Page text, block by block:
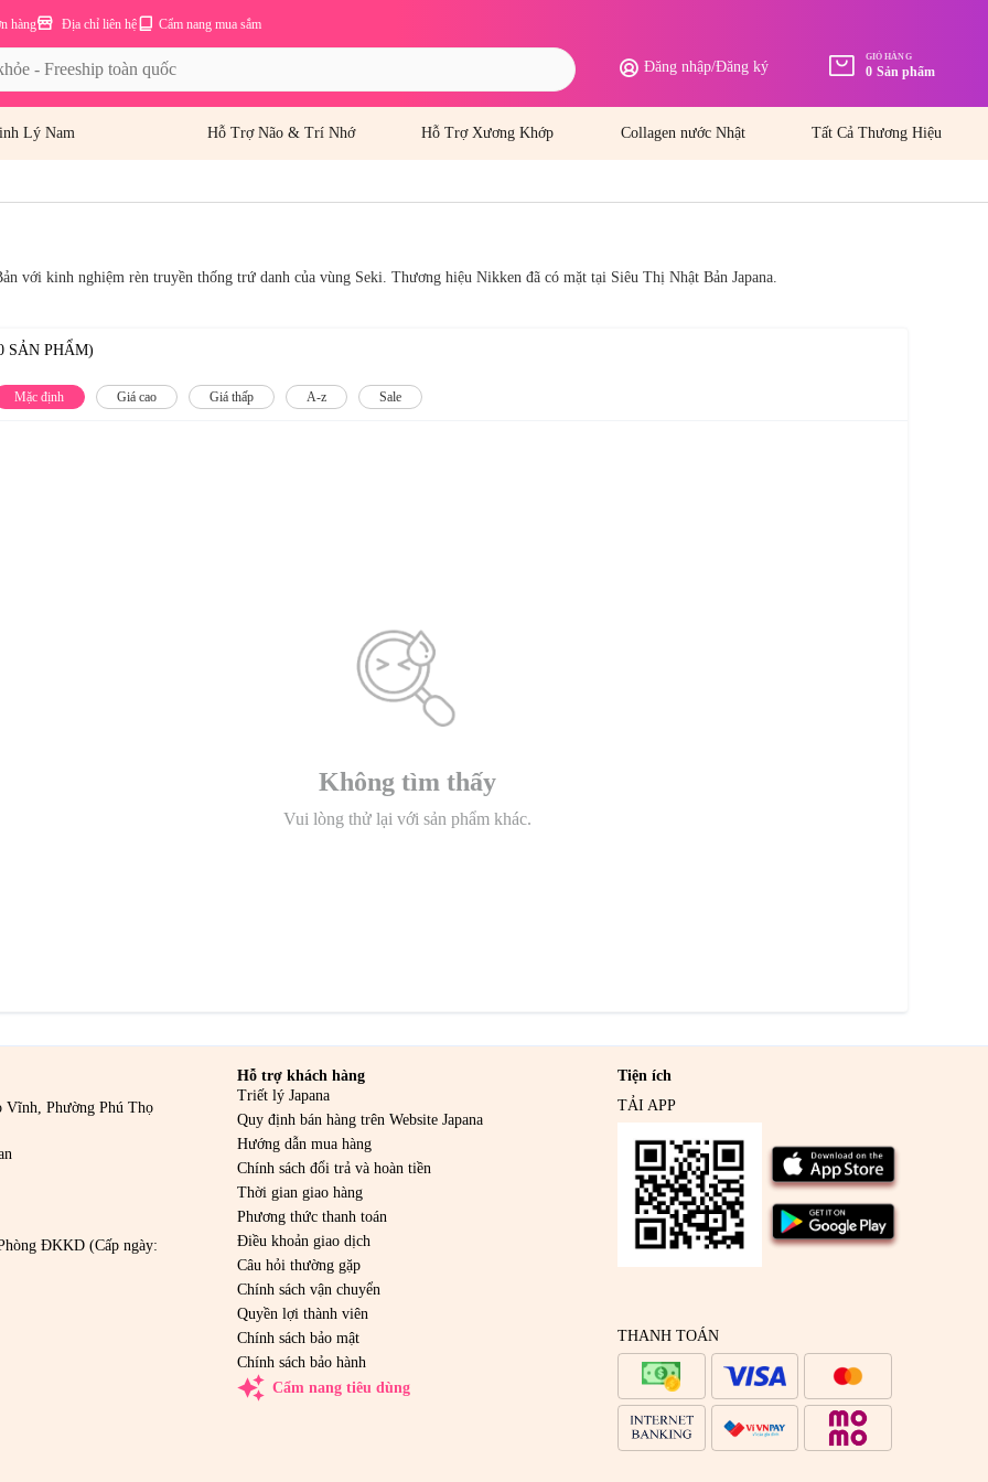
Cẩm nang mua sắm
Địa chỉ liên hệ
hàng
Đăng nhập/Đăng ký
GIỎ HÀNG
0 Sản phẩm
Lý Nam Hỗ Trợ Não & Trí Nhớ Hỗ Trợ Xương Khớp Collagen nước Nhật Tất Cả Thương Hiệu
với kinh nghiệm rèn truyền thống trứ danh của vùng Seki. Thương hiệu Nikken đã có mặt tại Siêu Thị Nhật Bản Japana.
SẢN PHẨM)
Mặc định Giá cao Giá thấp A-z Sale
Không tìm thấy
Vui lòng thử lại với sản phẩm khác.
Vĩnh, Phường Phú Thọ
ĐKKD (Cấp ngày:
Hỗ trợ khách hàng
Triết lý Japana
Quy định bán hàng trên Website Japana
Hướng dẫn mua hàng
Chính sách đổi trả và hoàn tiền
Thời gian giao hàng
Phương thức thanh toán
Điều khoản giao dịch
Câu hỏi thường gặp
Chính sách vận chuyển
Quyền lợi thành viên
Chính sách bảo mật
Chính sách bảo hành
auto_awesome Cẩm nang tiêu dùng
Tiện ích
TẢI APP
THANH TOÁN